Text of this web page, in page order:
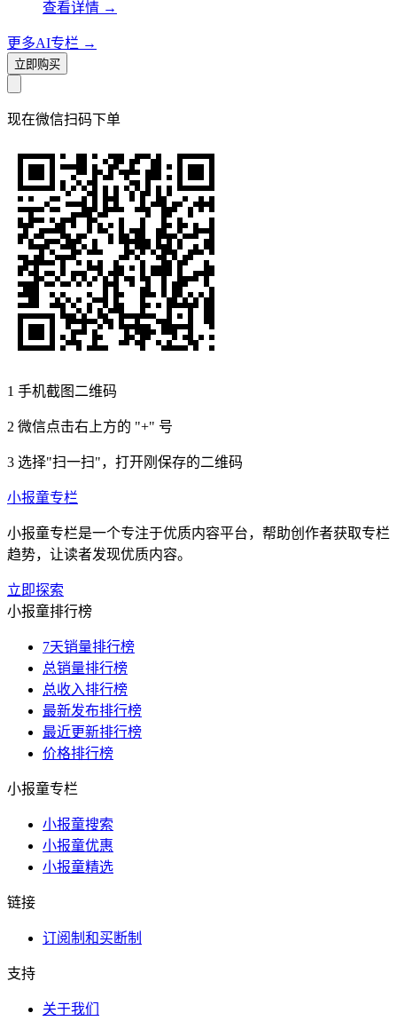
查看详情 →
更多AI专栏 →
立即购买
现在微信扫码下单
1 手机截图二维码
2 微信点击右上方的 "+" 号
3 选择"扫一扫"，打开刚保存的二维码
小报童专栏
小报童专栏是一个专注于优质内容平台，帮助创作者获取专栏
趋势，让读者发现优质内容。
立即探索
小报童排行榜
7天销量排行榜
总销量排行榜
总收入排行榜
最新发布排行榜
最近更新排行榜
价格排行榜
小报童专栏
小报童搜索
小报童优惠
小报童精选
链接
订阅制和买断制
支持
关于我们